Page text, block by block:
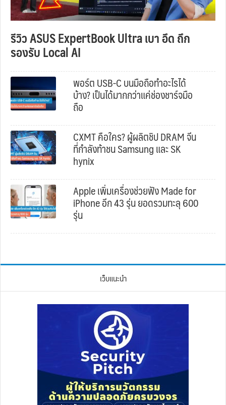
รีวิว ASUS ExpertBook Ultra เบา อึด ถึก
รองรับ Local AI
พอร์ต USB-C บนมือถือทำอะไรได้
บ้าง? เป็นได้มากกว่าแค่ช่องชาร์จมือ
ถือ
CXMT คือใคร? ผู้ผลิตชิป DRAM จีน
ที่กำลังท้าชน Samsung และ SK
hynix
Apple เพิ่มเครื่องช่วยฟัง Made for
iPhone อีก 43 รุ่น ยอดรวมทะลุ 600
รุ่น
เว็บแนะนำ